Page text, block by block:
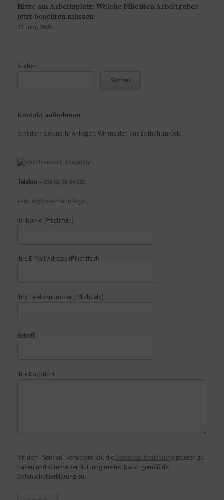
Hitze am Arbeitsplatz: Welche Pflichten Arbeitgeber
jetzt beachten müssen
26 Juni, 2026
Suchen
Suchen
Kontakt aufnehmen
Schildern Sie uns Ihr Anliegen. Wir melden uns zeitnah zurück.
Telefon – 030 61 08 04 191
kanzlei@hoesmann.legal
Ihr Name (Pflichtfeld)
Ihre E-Mail-Adresse (Pflichtfeld)
Ihre Telefonnummer (Pflichtfeld)
Betreff
Ihre Nachricht
Mit dem "Senden" versichere ich, die Datenschutzerklärung gelesen zu
haben und stimme der Nutzung meiner Daten gemäß der
Datenschutzerklärung zu.